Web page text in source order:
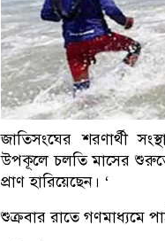
জাতিসংঘের শরণার্থী
উপকূলে চলতি মাসের
প্রাণ হারিয়েছেন। ‘
শুক্রবার রাতে গণমাধ্যমে